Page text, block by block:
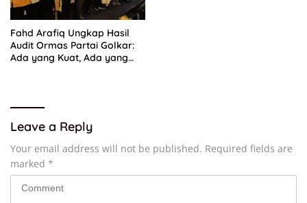
Fahd Arafiq Ungkap Hasil
Audit Ormas Partai Golkar:
Ada yang Kuat, Ada yang
Leave a Reply
Your email address will not be published. Required fields are
marked *